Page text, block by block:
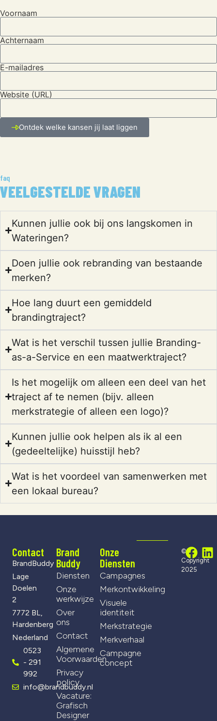
Voornaam
Achternaam
E-mailadres
Website (URL)
Ontdek welke kansen jij laat liggen
faq
VEELGESTELDE VRAGEN
Kunnen jullie ook bij ons langskomen in
Wateringen?
Doen jullie ook rebranding van bestaande
merken?
Hoe lang duurt een gemiddeld
brandingtraject?
Wat is het verschil tussen jullie Branding-
as-a-Service en een maatwerktraject?
Is het mogelijk om alleen een deel van het
traject af te nemen (bijv. alleen
merkstrategie of alleen een logo)?
Kunnen jullie ook helpen als ik al een
(gedeeltelijke) huisstijl heb?
Wat is het voordeel van samenwerken met
een lokaal bureau?
Contact
BrandBuddy
Lage
Doelen
2
7772 BL,
Hardenberg
Nederland
0523
- 291
992
info@brandbuddy.nl
Brand
Buddy
Diensten
Onze
werkwijze
Over
ons
Contact
Algemene
Voorwaarden
Privacy
policy
Vacature:
Grafisch
Designer
Onze
Diensten
Campagnes
Merkontwikkeling
Visuele
identiteit
Merkstrategie
Merkverhaal
Campagne
concept
©
Copyright
2025